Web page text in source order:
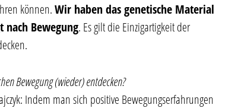
können.Wir haben das genetische Material
Bewegung. Es gilt die Einzigartigkeit der
Bewegung (wieder) entdecken?
Indem man sich positive Bewegungserfahrungen